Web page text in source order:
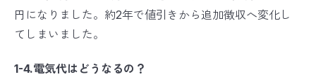
円になりました。約2年で値引きから追加徴収へ変化し
てしまいました。
1-4.電気代はどうなるの？